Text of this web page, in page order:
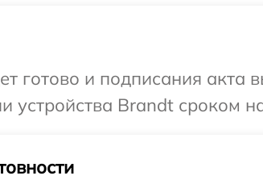
готово и подписания
устройства Brandt сроком